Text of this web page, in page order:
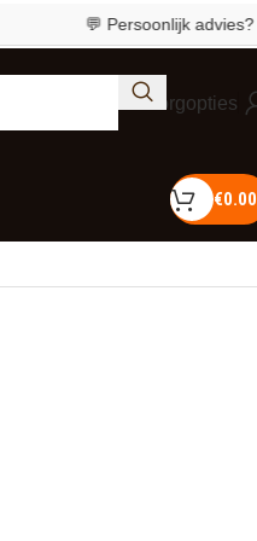
💬 Persoonlijk advies?Bel 055
Bezorgopties
€0.00